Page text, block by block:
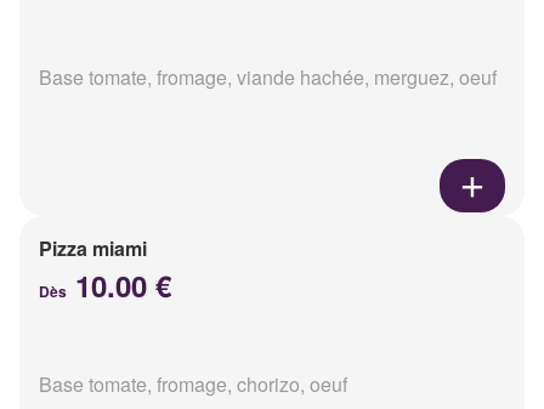
Base tomate, fromage, viande hachée, merguez, oeuf
Pizza miami
Dès 10.00 €
Base tomate, fromage, chorizo, oeuf